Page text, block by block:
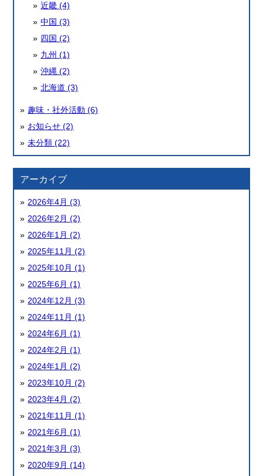
近畿 (4)
中国 (3)
四国 (2)
九州 (1)
沖縄 (2)
北海道 (3)
趣味・社外活動 (6)
お知らせ (2)
未分類 (22)
アーカイブ
2026年4月 (3)
2026年2月 (2)
2026年1月 (2)
2025年11月 (2)
2025年10月 (1)
2025年6月 (1)
2024年12月 (3)
2024年11月 (1)
2024年6月 (1)
2024年2月 (1)
2024年1月 (2)
2023年10月 (2)
2023年4月 (2)
2021年11月 (1)
2021年6月 (1)
2021年3月 (3)
2020年9月 (14)